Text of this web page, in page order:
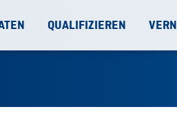
QUALIFIZIEREN